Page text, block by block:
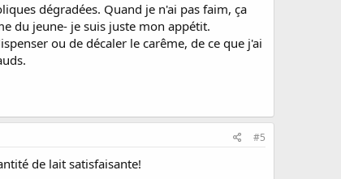
dégradées. Quand je n'ai pas faim, ça
du jeune- je suis juste mon appétit.
ou de décaler le carême, de ce que j'ai
#5
de lait satisfaisante!